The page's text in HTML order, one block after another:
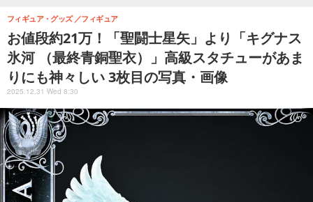
お値段約21万！「聖闘士星矢」より「キグナス
氷河 （最終青銅聖衣）」高級スタチューがあま
りにも神々しい 3枚目の写真・画像
フィギュア・グッズ フィギュア
2025.12.31 Wed 8:30